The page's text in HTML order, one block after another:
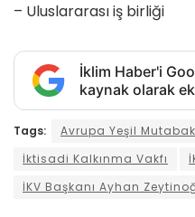
– Uluslararası iş birliği
İklim Haber'i
kaynak olarak
Tags:
Avrupa Yeşil
İktisadi Kalkınma Vakfı
İKV Başkanı Ayhan